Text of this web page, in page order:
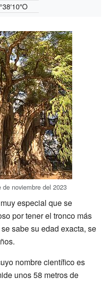
noviembre del 2023
especial que se
por tener el tronco más
sabe su edad exacta, se
nombre científico es
unos 58 metros de